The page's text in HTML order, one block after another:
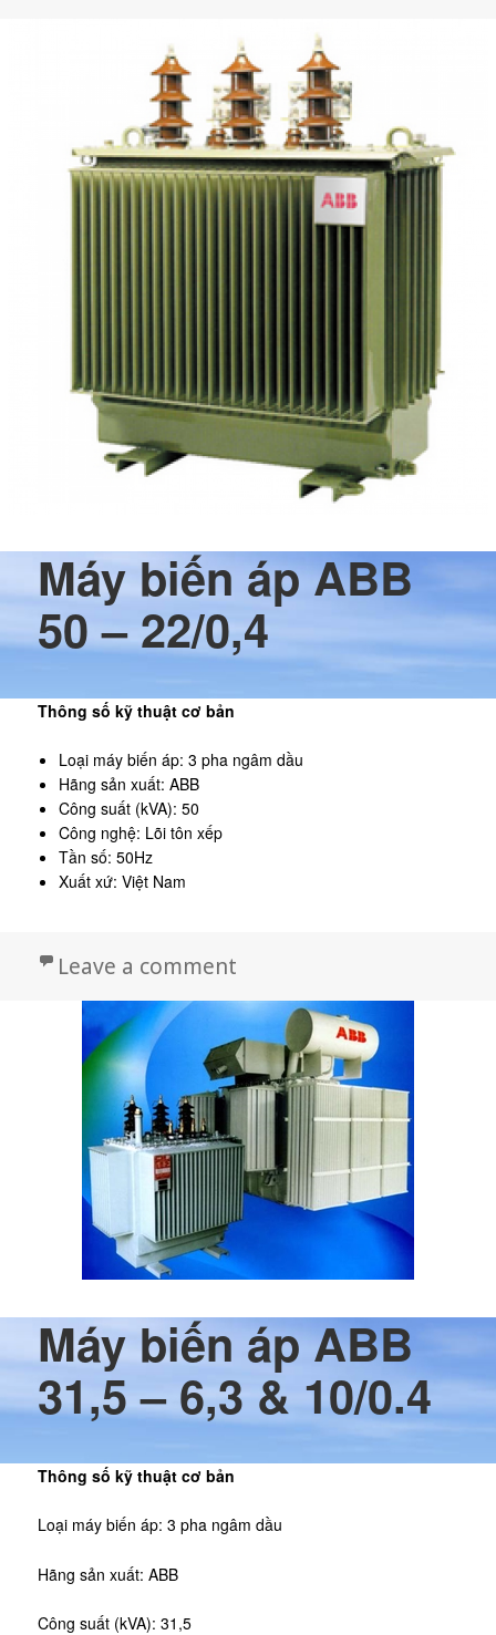
Máy biến áp ABB
50 – 22/0,4
Thông số kỹ thuật cơ bản
Loại máy biến áp: 3 pha ngâm dầu
Hãng sản xuất: ABB
Công suất (kVA): 50
Công nghệ: Lõi tôn xếp
Tần số: 50Hz
Xuất xứ: Việt Nam
Leave a comment
Máy biến áp ABB
31,5 – 6,3 & 10/0.4
Thông số kỹ thuật cơ bản
Loại máy biến áp: 3 pha ngâm dầu
Hãng sản xuất: ABB
Công suất (kVA): 31,5